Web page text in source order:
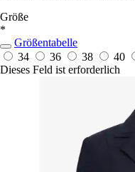
Größe
*
Größentabelle
34
36 38 40
Dieses Feld ist erforderlich